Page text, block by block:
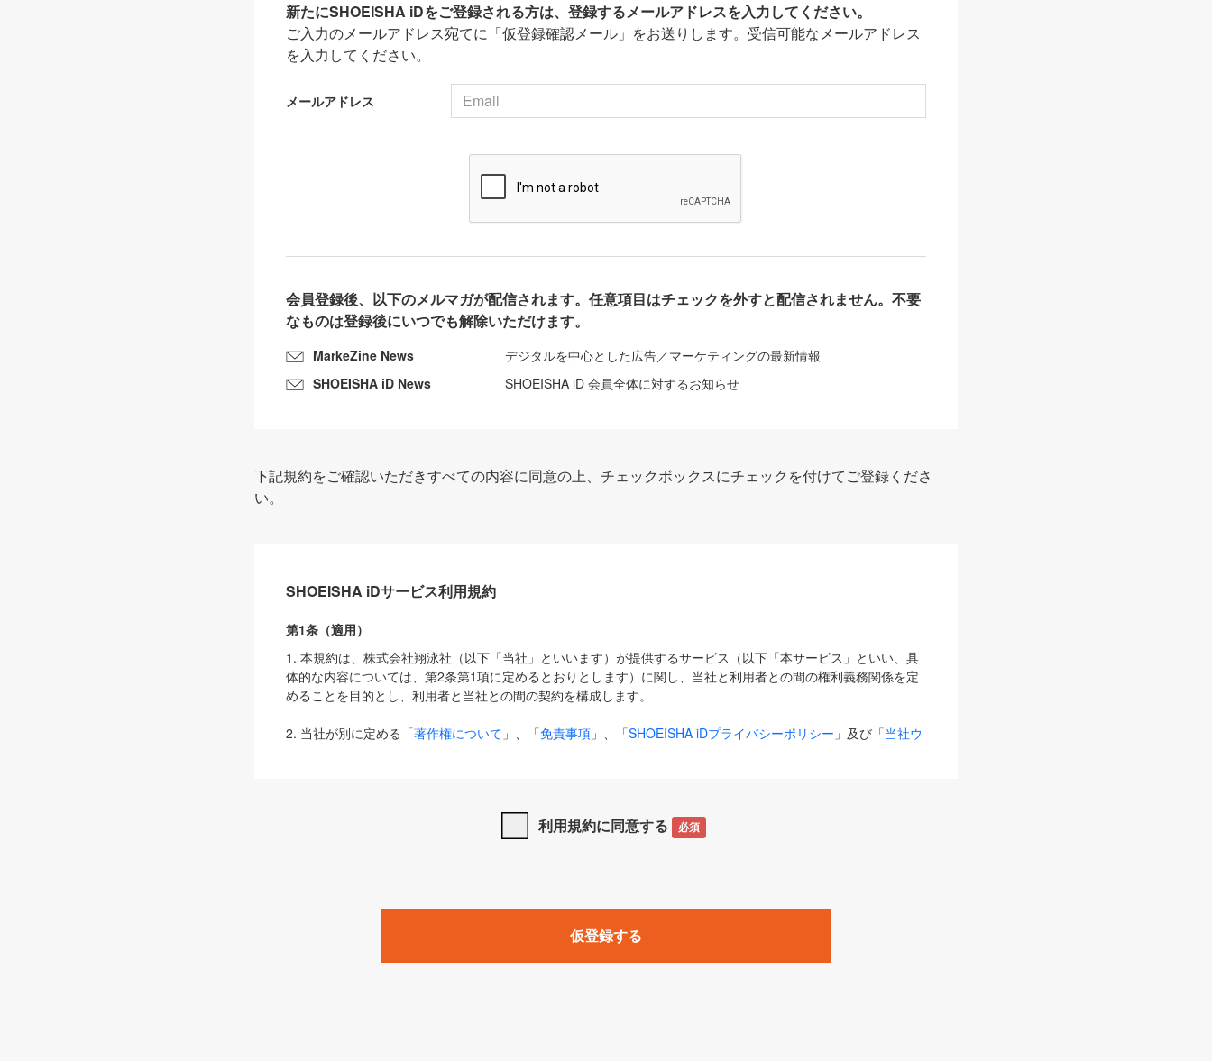
新たにSHOEISHA iDをご登録される方は、登録するメールアドレスを入力してください。
ご入力のメールアドレス宛てに「仮登録確認メール」をお送りします。受信可能なメールアドレス
を入力してください。
メールアドレス
会員登録後、以下のメルマガが配信されます。任意項目はチェックを外すと配信されません。不要
なものは登録後にいつでも解除いただけます。
MarkeZine News
デジタルを中心とした広告／マーケティングの最新情報
SHOEISHA iD News
SHOEISHA iD 会員全体に対するお知らせ
下記規約をご確認いただきすべての内容に同意の上、チェックボックスにチェックを付けてご登録くださ
い。
SHOEISHA iDサービス利用規約
第1条（適用）
1. 本規約は、株式会社翔泳社（以下「当社」といいます）が提供するサービス（以下「本サービス」といい、具
体的な内容については、第2条第1項に定めるとおりとします）に関し、当社と利用者との間の権利義務関係を定
めることを目的とし、利用者と当社との間の契約を構成します。
2. 当社が別に定める「著作権について 」、「免責事項 」、「SHOEISHA iDプライバシーポリシー 」及び「当社ウ
は、本規約の規定が優先して適用されるものとします。
1. 「本サービス」とは、当社が提供する以下のサービス（名称や内容が変更された場合、変更後のサービスを含
みます）及びこれらサービスに関連して当社が実施するイベントやキャンペーンをいいます。
「SEBook」「SEShop」「CodeZine」「MarkeZine」「EnterpriseZine」「ECzine」「Biz/Zine」「HRzine」
利用規約に同意する 必須
仮登録する